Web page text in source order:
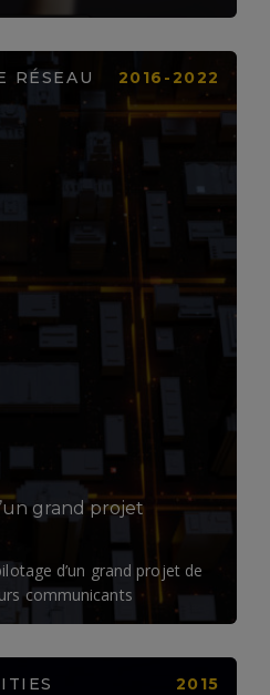
RÉSEAU 2016-2022
grand projet
d’un grand projet de
communicants
2015